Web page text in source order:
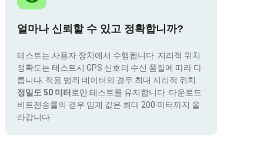
얼마나 신뢰할 수 있고 정확합니까?
테스트는 사용자 장치에서 수행됩니다. 지리적 위치
정확도는 테스트시 GPS 신호의 수신 품질에 따라 다
릅니다. 적용 범위 데이터의 경우 최대 지리적 위치
정밀도 50 미터 로만 테스트를 유지합니다. 다운로드
비트전송률의 경우 임계 값은 최대 200 미터까지 올
라갑니다.